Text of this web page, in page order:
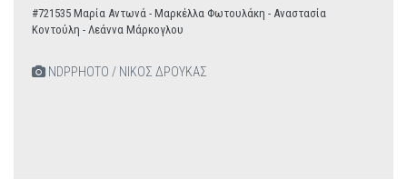
#721535 Μαρία Αντωνά - Μαρκέλλα Φωτουλάκη - Αναστασία
Κοντούλη - Λεάννα Μάρκογλου
NDPPHOTO / ΝΙΚΟΣ ΔΡΟΥΚΑΣ